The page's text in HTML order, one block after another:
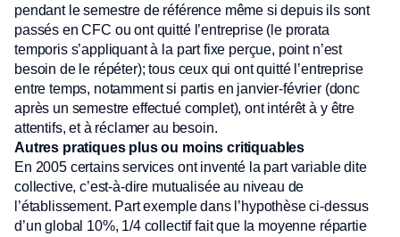
pendant le semestre de référence même si depuis ils sont
passés en CFC ou ont quitté l’entreprise (le prorata
temporis s’appliquant à la part fixe perçue, point n’est
besoin de le répéter); tous ceux qui ont quitté l’entreprise
entre temps, notamment si partis en janvier-février (donc
après un semestre effectué complet), ont intérêt à y être
attentifs, et à réclamer au besoin.
Autres pratiques plus ou moins critiquables
En 2005 certains services ont inventé la part variable dite
collective, c’est-à-dire mutualisée au niveau de
l’établissement. Part exemple dans l’hypothèse ci-dessus
d’un global 10%, 1/4 collectif fait que la moyenne répartie